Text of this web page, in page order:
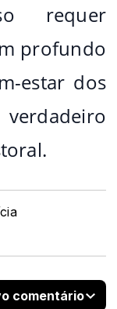
requer
profundo
estar dos
comentário